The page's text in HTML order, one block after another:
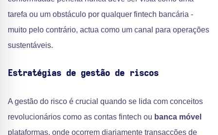
tarefa ou um obstáculo por qualquer fintech bancária -
muito pelo contrário, actua como um canal para operações
sustentáveis.
Estratégias de gestão de riscos
A gestão do risco é crucial quando se lida com conceitos
revolucionários como as contas fintech ou banca móvel
plataformas, onde ocorrem diariamente transacções de